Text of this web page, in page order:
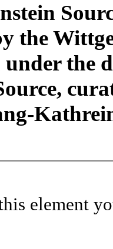
the
under the
element